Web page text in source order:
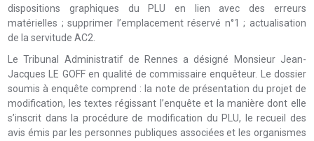
dispositions graphiques du PLU en lien avec des erreurs
matérielles ; supprimer l’emplacement réservé n°1 ; actualisation
de la servitude AC2.
Le Tribunal Administratif de Rennes a désigné Monsieur Jean-
Jacques LE GOFF en qualité de commissaire enquêteur. Le dossier
soumis à enquête comprend : la note de présentation du projet de
modification, les textes régissant l’enquête et la manière dont elle
s’inscrit dans la procédure de modification du PLU, le recueil des
avis émis par les personnes publiques associées et les organismes